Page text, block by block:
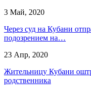
3 Май, 2020
Через суд на Кубани
подозрением на…
23 Апр, 2020
Жительницу Кубани
родственника